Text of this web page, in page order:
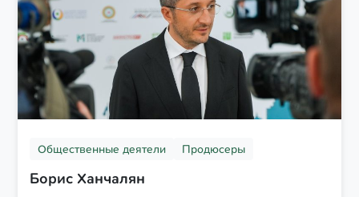
Общественные деятели Продюсеры
Борис Ханчалян